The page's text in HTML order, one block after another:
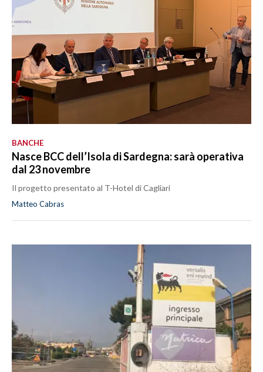
BANCHE
Nasce BCC dell’Isola di Sardegna: sarà operativa
dal 23 novembre
Il progetto presentato al T-Hotel di Cagliari
Matteo Cabras